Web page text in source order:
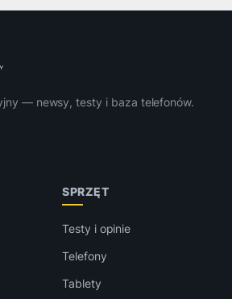
— newsy, testy i baza telefonów.
SPRZĘT
Testy i opinie
Telefony
Tablety